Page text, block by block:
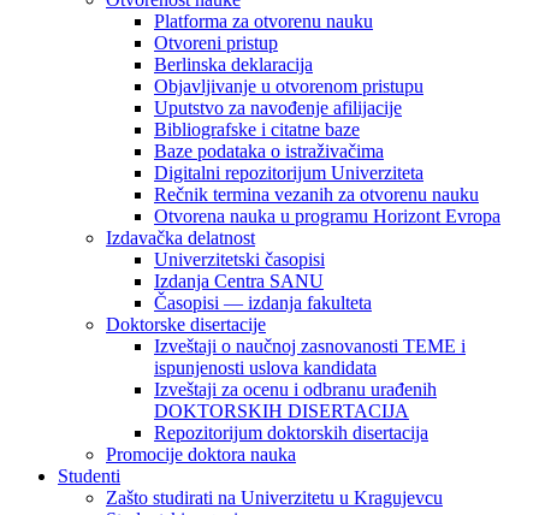
Platforma za otvorenu nauku
Otvoreni pristup
Berlinska deklaracija
Objavljivanje u otvorenom pristupu
Uputstvo za navođenje afilijacije
Bibliografske i citatne baze
Baze podataka o istraživačima
Digitalni repozitorijum Univerziteta
Rečnik termina vezanih za otvorenu nauku
Otvorena nauka u programu Horizont Evropa
Izdavačka delatnost
Univerzitetski časopisi
Izdanja Centra SANU
Časopisi — izdanja fakulteta
Doktorske disertacije
Izveštaji o naučnoj zasnovanosti TEME i
ispunjenosti uslova kandidata
Izveštaji za ocenu i odbranu urađenih
DOKTORSKIH DISERTACIJA
Repozitorijum doktorskih disertacija
Promocije doktora nauka
Studenti
Zašto studirati na Univerzitetu u Kragujevcu